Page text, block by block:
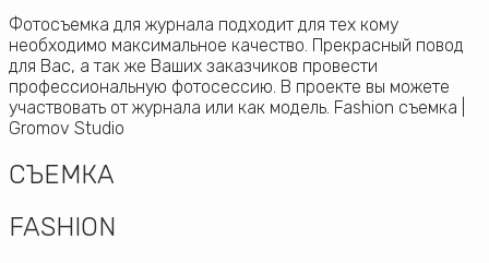
Фотосъемка для журнала подходит для тех кому
необходимо максимальное качество. Прекрасный повод
для Вас, а так же Ваших заказчиков провести
профессиональную фотосессию. В проекте вы можете
участвовать от журнала или как модель. Fashion съемка |
Gromov Studio
СЪЕМКА
FASHION